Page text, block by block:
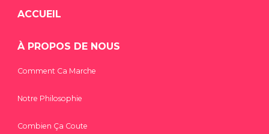
ACCUEIL
À PROPOS DE NOUS
Comment Ca Marche
Notre Philosophie
Combien Ça Coute